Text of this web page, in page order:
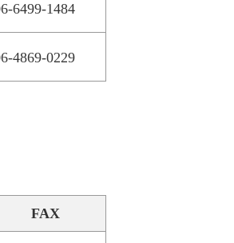
6499-1484
4869-0229
FAX